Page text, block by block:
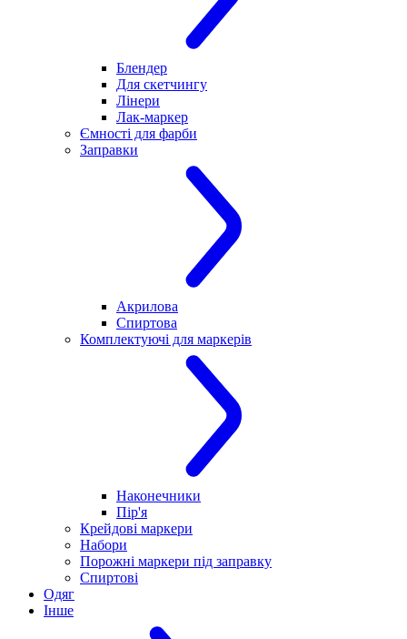
Блендер
Для скетчингу
Лінери
Лак-маркер
Ємності для фарби
Заправки
Акрилова
Спиртова
Комплектуючі для маркерів
Наконечники
Пір'я
Крейдові маркери
Набори
Порожні маркери під заправку
Спиртові
Одяг
Інше